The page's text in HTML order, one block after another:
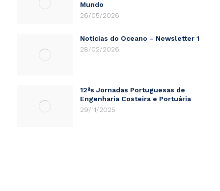
Mundo
26/05/2026
Notícias do Oceano – Newsletter 1
28/02/2026
12ªs Jornadas Portuguesas de
Engenharia Costeira e Portuária
29/11/2025